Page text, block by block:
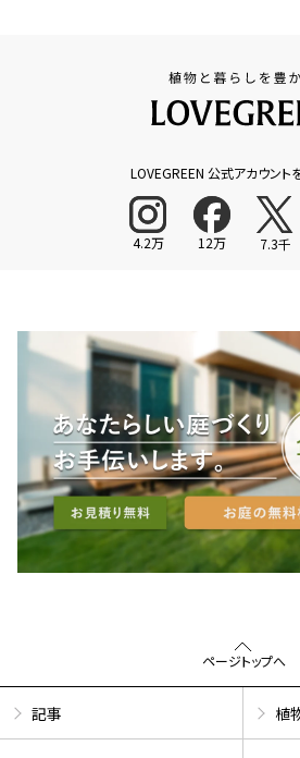
LOVEGREEN 公式アカウント
4.2万 12万 7.3千
ページトップへ
記事 植